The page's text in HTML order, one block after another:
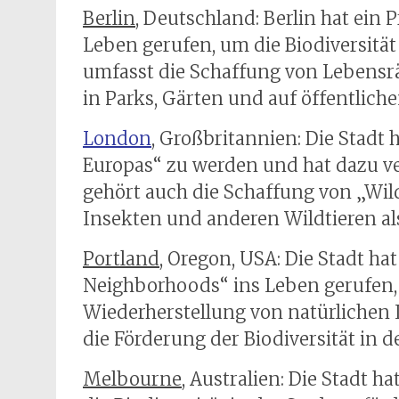
Berlin, Deutschland: Berlin hat ein
Leben gerufen, um die
umfasst die Schaffung von
in Parks, Gärten und auf
London, Großbritannien: Die Stadt
Europas“ zu werden und hat dazu
gehört auch die Schaffung von
Insekten und anderen Wildtieren
Portland, Oregon, USA: Die Stadt
Neighborhoods“ ins Leben
Wiederherstellung von natürlichen
die Förderung der Biodiversität in
Melbourne, Australien: Die Stadt